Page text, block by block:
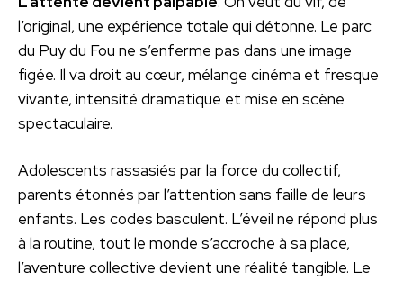
l’original, une expérience totale qui détonne. Le parc
du Puy du Fou ne s’enferme pas dans une image
figée. Il va droit au cœur, mélange cinéma et fresque
vivante, intensité dramatique et mise en scène
spectaculaire.
Adolescents rassasiés par la force du collectif,
parents étonnés par l’attention sans faille de leurs
enfants. Les codes basculent. L’éveil ne répond plus
à la routine, tout le monde s’accroche à sa place,
l’aventure collective devient une réalité tangible. Le